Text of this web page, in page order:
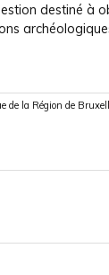
destiné à
de la Région de